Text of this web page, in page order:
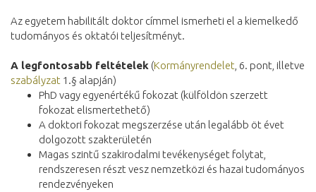
Az egyetem habilitált doktor címmel ismerheti el a kiemelkedő
tudományos és oktatói teljesítményt.
A legfontosabb feltételek (Kormányrendelet , 6. pont, illetve
szabályzat 1.§ alapján)
PhD vagy egyenértékű fokozat (külföldön szerzett
fokozat elismertethető)
A doktori fokozat megszerzése után legalább öt évet
dolgozott szakterületén
Magas szintű szakirodalmi tevékenységet folytat,
rendszeresen részt vesz nemzetközi és hazai tudományos
rendezvényeken